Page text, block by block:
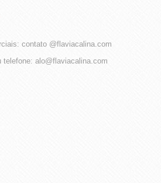
contato @flaviacalina.com
telefone: alo@flaviacalina.com